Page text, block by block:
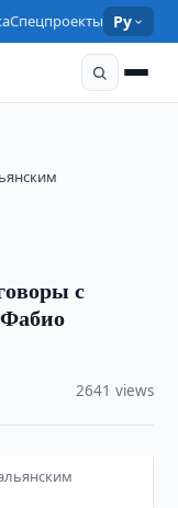
Спецпроекты Ру
с
2641 views